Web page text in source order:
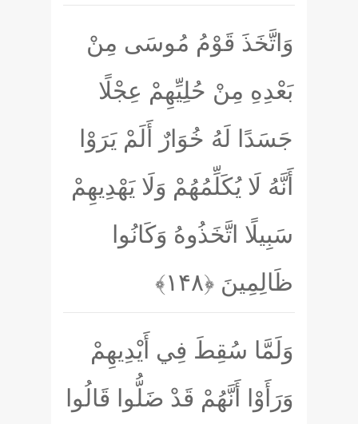
وَاتَّخَذَ قَوْمُ مُوسَى مِنْ
بَعْدِهِ مِنْ حُلِيِّهِمْ عِجْلًا
جَسَدًا لَهُ خُوَارٌ أَلَمْ يَرَوْا
أَنَّهُ لَا يُكَلِّمُهُمْ وَلَا يَهْدِيهِمْ
سَبِيلًا اتَّخَذُوهُ وَكَانُوا
ظَالِمِينَ ﴿۱۴۸﴾
وَلَمَّا سُقِطَ فِي أَيْدِيهِمْ
وَرَأَوْا أَنَّهُمْ قَدْ ضَلُّوا قَالُوا